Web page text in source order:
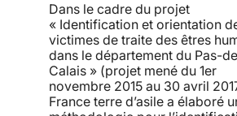
Dans le cadre du projet
« Identification et orientation
victimes de traite des êtres
dans le département du Pas-
Calais » (projet mené du 1er
novembre 2015 au 30 avril
France terre d’asile a élaboré